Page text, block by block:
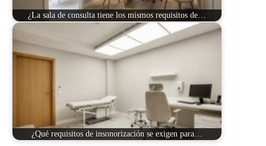
¿La sala de consulta tiene los mismos requisitos de…
¿Qué requisitos de insonorización se exigen para…